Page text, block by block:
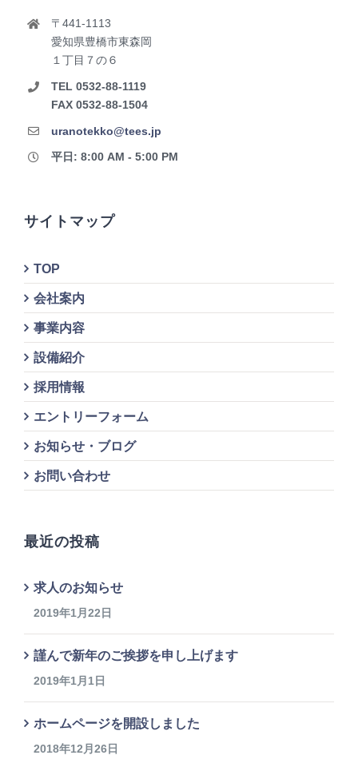
〒441-1113
愛知県豊橋市東森岡
１丁目７の６
TEL 0532-88-1119
FAX 0532-88-1504
uranotekko@tees.jp
平日: 8:00 AM - 5:00 PM
サイトマップ
TOP
会社案内
事業内容
設備紹介
採用情報
エントリーフォーム
お知らせ・ブログ
お問い合わせ
最近の投稿
求人のお知らせ
2019年1月22日
謹んで新年のご挨拶を申し上げます
2019年1月1日
ホームページを開設しました
2018年12月26日